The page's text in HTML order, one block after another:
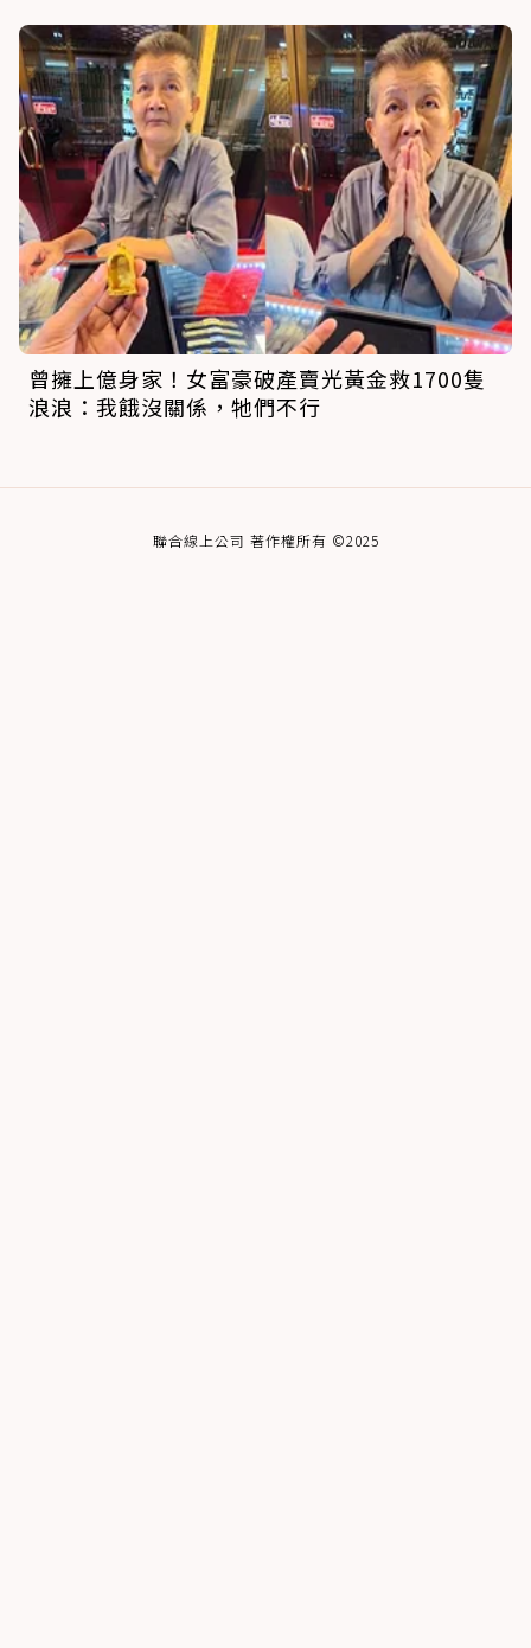
曾擁上億身家！女富豪破產賣光黃金救1700隻
浪浪：我餓沒關係，牠們不行
聯合線上公司 著作權所有 ©2025